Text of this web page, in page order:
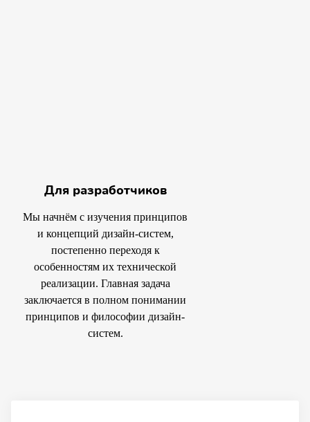
Для разработчиков
Мы начнём с изучения принципов
и концепций дизайн-систем,
постепенно переходя к
особенностям их технической
реализации. Главная задача
заключается в полном понимании
принципов и философии дизайн-
систем.